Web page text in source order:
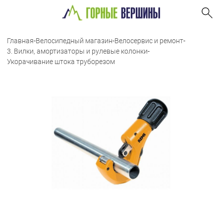
Главная-Велосипедный магазин-Велосервис и ремонт-
3. Вилки, амортизаторы и рулевые колонки-
Укорачивание штока труборезом